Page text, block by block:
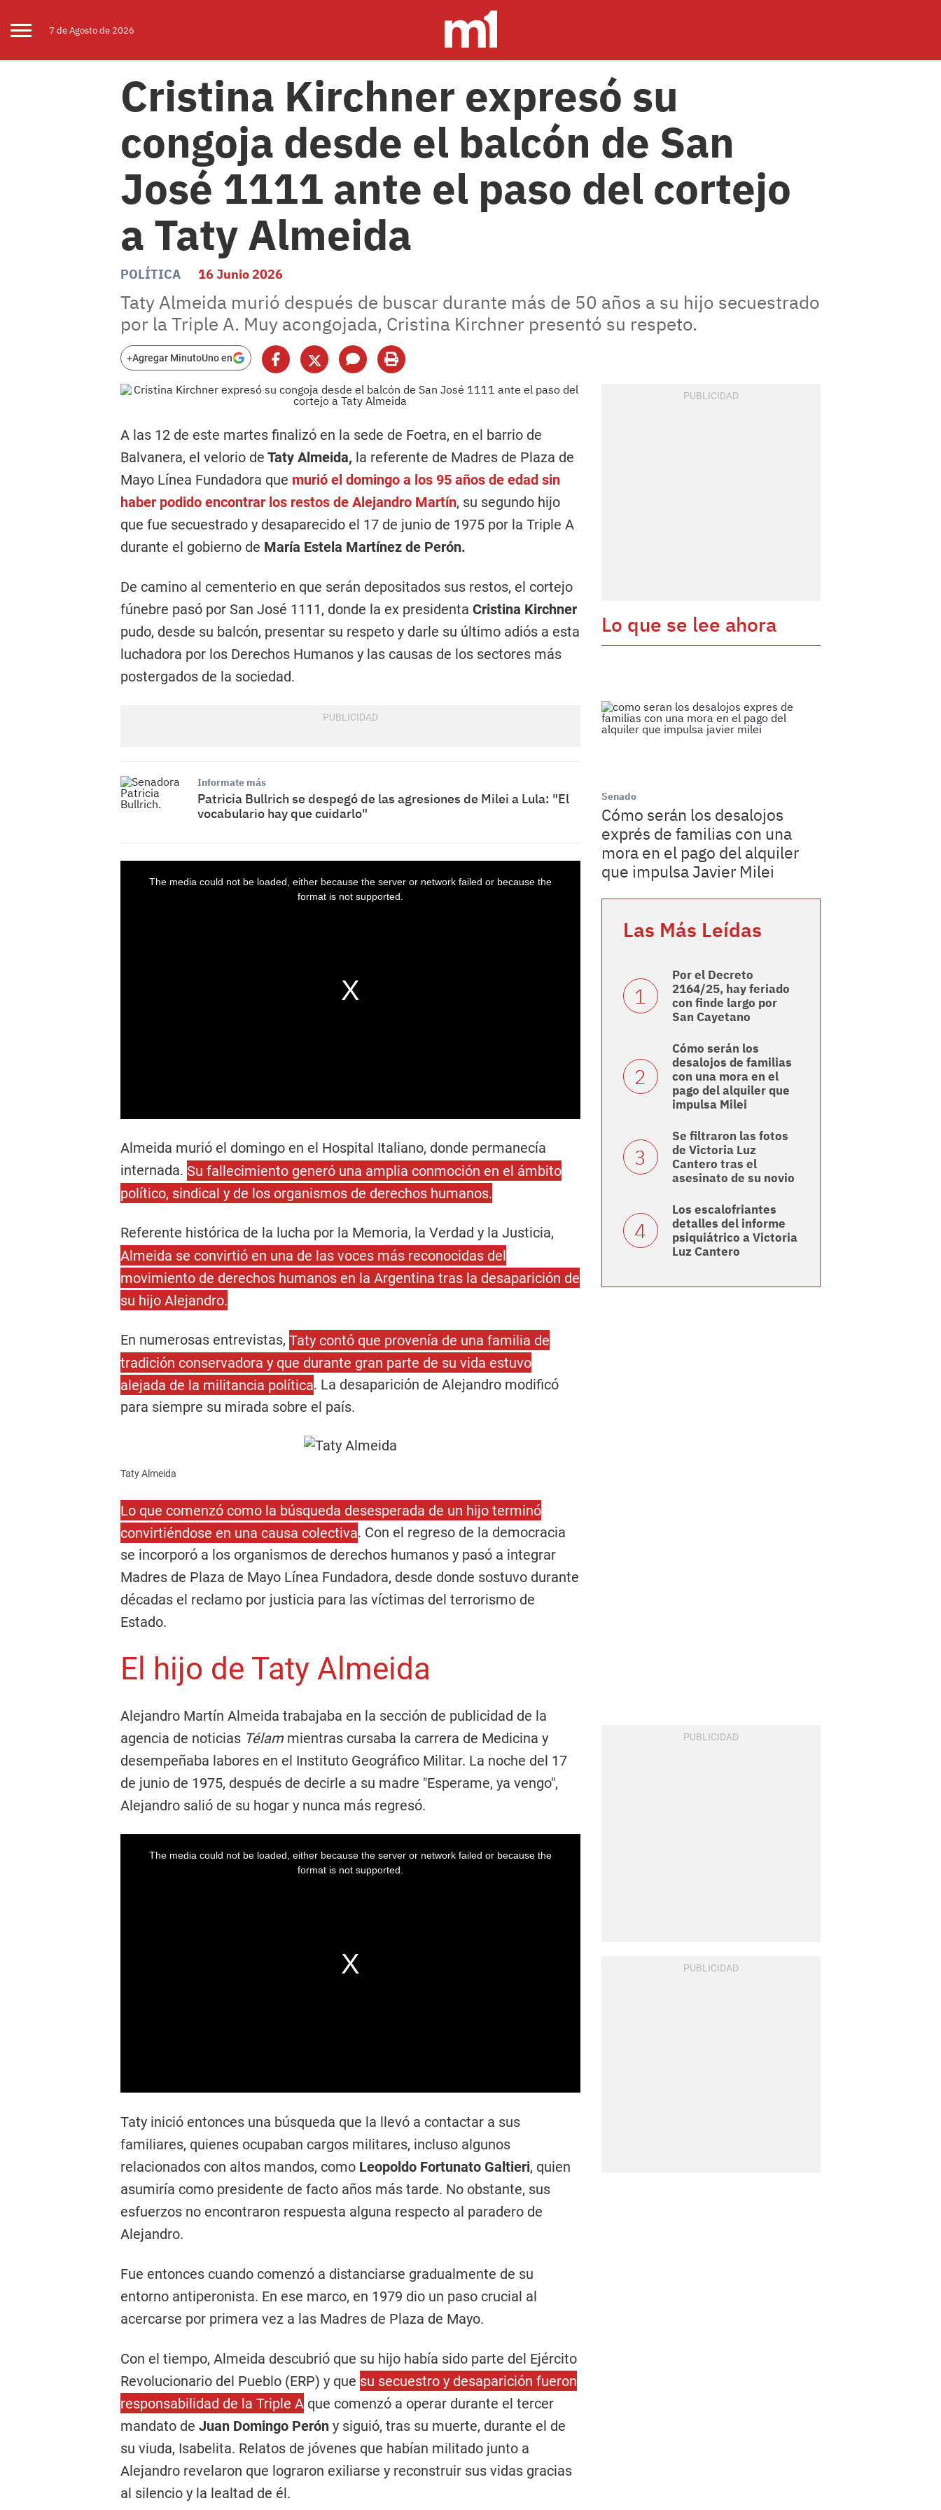
7 deAgostode 2026
Cristina Kirchner expresó su
congoja desde el balcón de San
José 1111 ante el paso del cortejo
a Taty Almeida
POLÍTICA 16 Junio 2026
Taty Almeida murió después de buscar durante más de 50 años a su hijo secuestrado
por la Triple A. Muy acongojada, Cristina Kirchner presentó su respeto.
+Agregar MinutoUno en
A las 12 de este martes finalizó en la sede de Foetra, en el barrio de
Balvanera, el velorio de Taty Almeida, la referente de Madres de Plaza de
Mayo Línea Fundadora que murió el domingo a los 95 años de edad sin
haber podido encontrar los restos de Alejandro Martín, su segundo hijo
que fue secuestrado y desaparecido el 17 de junio de 1975 por la Triple A
durante el gobierno de María Estela Martínez de Perón.
De camino al cementerio en que serán depositados sus restos, el cortejo
fúnebre pasó por San José 1111, donde la ex presidenta Cristina Kirchner
pudo, desde su balcón, presentar su respeto y darle su último adiós a esta
luchadora por los Derechos Humanos y las causas de los sectores más
postergados de la sociedad.
Informate más
Patricia Bullrich se despegó de las agresiones de Milei a Lula: "El
vocabulario hay que cuidarlo"
Almeida murió el domingo en el Hospital Italiano, donde permanecía
internada. Su fallecimiento generó una amplia conmoción en el ámbito
político, sindical y de los organismos de derechos humanos.
Referente histórica de la lucha por la Memoria, la Verdad y la Justicia,
Almeida se convirtió en una de las voces más reconocidas del
movimiento de derechos humanos en la Argentina tras la desaparición de
su hijo Alejandro.
En numerosas entrevistas, Taty contó que provenía de una familia de
tradición conservadora y que durante gran parte de su vida estuvo
alejada de la militancia política. La desaparición de Alejandro modificó
para siempre su mirada sobre el país.
Taty Almeida
Lo que comenzó como la búsqueda desesperada de un hijo terminó
convirtiéndose en una causa colectiva. Con el regreso de la democracia
se incorporó a los organismos de derechos humanos y pasó a integrar
Madres de Plaza de Mayo Línea Fundadora, desde donde sostuvo durante
décadas el reclamo por justicia para las víctimas del terrorismo de
Estado.
El hijo de Taty Almeida
Alejandro Martín Almeida trabajaba en la sección de publicidad de la
agencia de noticias Télam mientras cursaba la carrera de Medicina y
desempeñaba labores en el Instituto Geográfico Militar. La noche del 17
de junio de 1975, después de decirle a su madre "Esperame, ya vengo",
Alejandro salió de su hogar y nunca más regresó.
Taty inició entonces una búsqueda que la llevó a contactar a sus
familiares, quienes ocupaban cargos militares, incluso algunos
relacionados con altos mandos, como Leopoldo Fortunato Galtieri, quien
asumiría como presidente de facto años más tarde. No obstante, sus
esfuerzos no encontraron respuesta alguna respecto al paradero de
Alejandro.
Fue entonces cuando comenzó a distanciarse gradualmente de su
entorno antiperonista. En ese marco, en 1979 dio un paso crucial al
acercarse por primera vez a las Madres de Plaza de Mayo.
Con el tiempo, Almeida descubrió que su hijo había sido parte del Ejército
Revolucionario del Pueblo (ERP) y que su secuestro y desaparición fueron
responsabilidad de la Triple A que comenzó a operar durante el tercer
mandato de Juan Domingo Perón y siguió, tras su muerte, durante el de
su viuda, Isabelita. Relatos de jóvenes que habían militado junto a
Alejandro revelaron que lograron exiliarse y reconstruir sus vidas gracias
al silencio y la lealtad de él.
Lo que se lee ahora
Senado
Cómo serán los desalojos
exprés de familias con una
mora en el pago del alquiler
que impulsa Javier Milei
Las Más Leídas
Por el Decreto
2164/25, hay feriado
con finde largo por
San Cayetano
Cómo serán los
desalojos de familias
con una mora en el
pago del alquiler que
impulsa Milei
Se filtraron las fotos
de Victoria Luz
Cantero tras el
asesinato de su novio
Los escalofriantes
detalles del informe
psiquiátrico a Victoria
Luz Cantero